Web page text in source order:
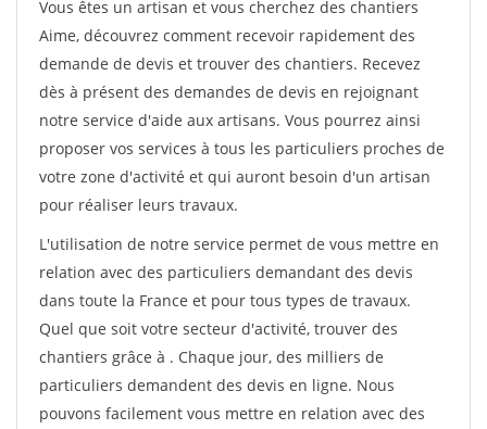
Vous êtes un artisan et vous cherchez des chantiers
Aime, découvrez comment recevoir rapidement des
demande de devis et trouver des chantiers. Recevez
dès à présent des demandes de devis en rejoignant
notre service d'aide aux artisans. Vous pourrez ainsi
proposer vos services à tous les particuliers proches de
votre zone d'activité et qui auront besoin d'un artisan
pour réaliser leurs travaux.
L'utilisation de notre service permet de vous mettre en
relation avec des particuliers demandant des devis
dans toute la France et pour tous types de travaux.
Quel que soit votre secteur d'activité, trouver des
chantiers grâce à . Chaque jour, des milliers de
particuliers demandent des devis en ligne. Nous
pouvons facilement vous mettre en relation avec des